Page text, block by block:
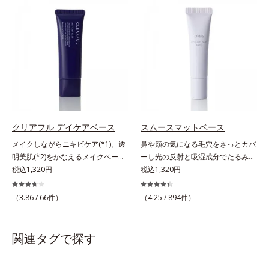
すい肌にうるおいを届けながら、光
拡散効果で乾燥小ジワや毛穴もカバ
ーします。【ラスティング効果】皮
脂選択テカリ防止成分(*5)テカリの
はしっかり残すことでカバー力を保
層の範囲内*3 スキンプロテクト※
複合成分配合＝肌を保護し、乾燥を
防ぐ複合成分 ※ ビルベリー葉エ
皮エキス*4 グリセリルグルコシド
（保湿成分）、（ジメチコン／ビニ
ルジメチコン）クロスポリマー、ジ
メチコン（カバー成分）*5 アクリ
レーツコポリマー
ヒゲ、毛穴の影などの「青」を引い
て、血色のよいイキイキとした印象
の「赤」を肌にプラス。毛穴のデコ
ボコやザラつき、肌色のムラを光で
整え、肌本来の魅力を引き出し、印
男性の肌色に合わせた色設計で、ど
んな肌色でも自然な仕上がりを叶え
ます。ベタつくのに乾燥する男性の
肌に、うるおいを与えつつ皮脂分泌
をコントロールするスキンケア成分
を配合。夕方までベタつき＆乾燥知
らずの、清潔感のある肌が続きま
す。さらにSPF20・PA++の紫外線カ
ット効果で、日常シーンの紫外線を
カット。洗顔料で簡単に落とすこと
です。【ご使用方法】スキンケアの
後、適量（パール1～2粒大程度）を
さらにヒアルロン酸、ローヤルゼリ
ーエキスなどの保湿成分を含む美容
液成分を87％配合。大気汚染物質バ
リア成分(*)もプラスして、乾燥やダ
メージから肌を守ります。くすみが
補整する、ピンクベージュカラーで
化銀
クリアフル デイケアベース
メイクしながらニキビケア(*1)。透
明美肌(*2)をかなえるメイクベー
ス。ニキビがあると、メイクはニキ
ビに良くないのではないかと心配に
なりがち。しかし何も塗らないと、
デイケアベースは、ニキビケア(*1)
できる新発想のメイク下地。スキン
税込1,320円
（3.86 / 66件）
スムースマットベース
鼻や頬の気になる毛穴をさっとカバ
ーし光の反射と吸湿成分でたるみ毛
穴もふんわり一掃。肌になじむクリ
ーム状の部分用化粧下地。小鼻や頬
の気になる毛穴にさっと塗るだけ
税込1,320円
（4.25 / 894件）
関連タグで探す